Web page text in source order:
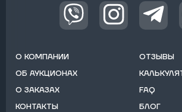
О КОМПАНИИ
ОБ АУКЦИОНАХ
О ЗАКАЗАХ
КОНТАКТЫ
ОТЗЫВЫ
FAQ
БЛОГ